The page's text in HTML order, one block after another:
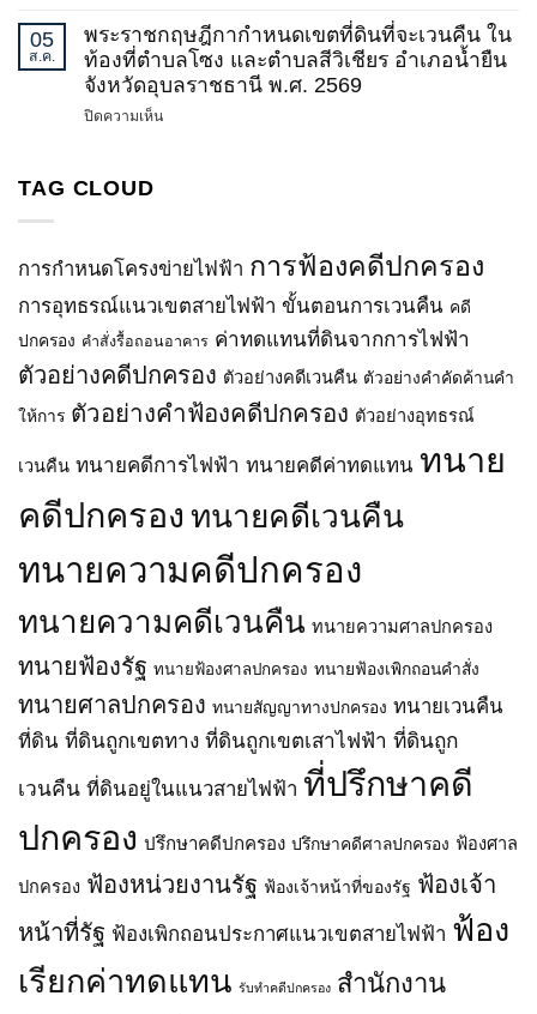
โวลต์
ชายแดน
(บริเวณ
น่าน)
และ
ที่
ปรับ
แก้
ทิศทาง
แนว
ระบบ
ข่าย
ไฟฟ้า)
ที่
พ.ศ.
2569
ตามพ
ระ
บัญญัติ
ประกอบ
กิจการ
พลังงาน
2550
เรื่อง
กำหนด
เขต
บางละมุง
–
ปลวกแดง
ปรับ
แก้
ทิศทาง
แนว
ระบบ
ข่าย
ไฟฟ้า)
ตามพ
ระ
บัญญัติ
การ
กิจการ
พ.ศ.
ราช
กฤษฎีกา
ที่ดิน
ที่
ตำบล
พะตง
หาดใหญ่
จังหวัด
พ.ศ.
05
ส.ค.
พระราชกฤษฎีกากำหนดเขตที่ดินที่จะเวนคืน ใน
ท้องที่ตำบลโซง และตำบลสีวิเชียร อำเภอน้ำยืน
จังหวัดอุบลราชธานี พ.ศ. 2569
ปิดความเห็นบน
ที่
จะ
ใน
ท้อง
ที่
ตำบล
และ
วิเชียร
น้ำยืน
อุบลราชธานี
2569
TAG CLOUD
การกำหนดโครงข่ายไฟฟ้า การฟ้องคดีปกครอง
การอุทธรณ์แนวเขตสายไฟฟ้า ขั้นตอนการเวนคืน คดี
ปกครอง คำสั่งรื้อถอนอาคาร ค่าทดแทนที่ดินจากการไฟฟ้า
ตัวอย่างคดีปกครอง ตัวอย่างคดีเวนคืน ตัวอย่างคำคัดค้านคำ
ให้การ ตัวอย่างคำฟ้องคดีปกครอง ตัวอย่างอุทธรณ์
เวนคืน ทนายคดีการไฟฟ้า ทนายคดีค่าทดแทน ทนาย
คดีปกครอง ทนายคดีเวนคืน
ทนายความคดีปกครอง
ทนายความคดีเวนคืน ทนายความศาลปกครอง
ทนายฟ้องรัฐ ทนายฟ้องศาลปกครอง ทนายฟ้องเพิกถอนคำสั่ง
ทนายศาลปกครอง ทนายสัญญาทางปกครอง ทนายเวนคืน
ที่ดิน ที่ดินถูกเขตทาง ที่ดินถูกเขตเสาไฟฟ้า ที่ดินถูก
เวนคืน ที่ดินอยู่ในแนวสายไฟฟ้า ที่ปรึกษาคดี
ปกครอง ปรึกษาคดีปกครอง ปรึกษาคดีศาลปกครอง ฟ้องศาล
ปกครอง ฟ้องหน่วยงานรัฐ ฟ้องเจ้าหน้าที่ของรัฐ ฟ้องเจ้า
หน้าที่รัฐ ฟ้องเพิกถอนประกาศแนวเขตสายไฟฟ้า ฟ้อง
เรียกค่าทดแทน รับทำคดีปกครอง สำนักงาน